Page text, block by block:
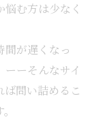
む方は少なく
間が遅くなっ
ーそんなサイ
問い詰めるこ